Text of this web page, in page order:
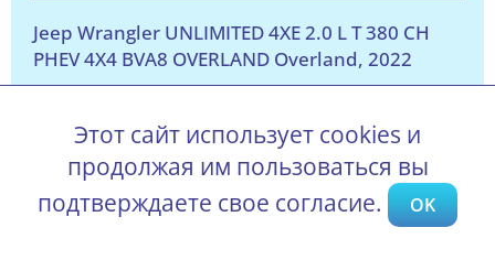
Jeep Wrangler UNLIMITED 4XE 2.0 L T 380 CH
PHEV 4X4 BVA8 OVERLAND Overland, 2022
28/01/2022
1C4JJXP67MW8
Этот сайт использует cookies и
продолжая им пользоваться вы
подтверждаете свое согласие.
OK